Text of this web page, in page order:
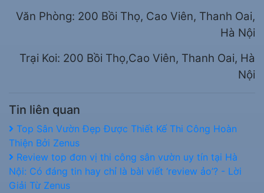
Văn Phòng: 200 Bồi Thọ, Cao Viên, Thanh Oai,
Hà Nội
Trại Koi: 200 Bồi Thọ,Cao Viên, Thanh Oai, Hà
Nội
Tin liên quan
Top Sân Vườn Đẹp Được Thiết Kế Thi Công Hoàn
Thiện Bởi Zenus
Review top đơn vị thi công sân vườn uy tín tại Hà
Nội: Có đáng tin hay chỉ là bài viết ‘review ảo’? - Lời
Giải Từ Zenus